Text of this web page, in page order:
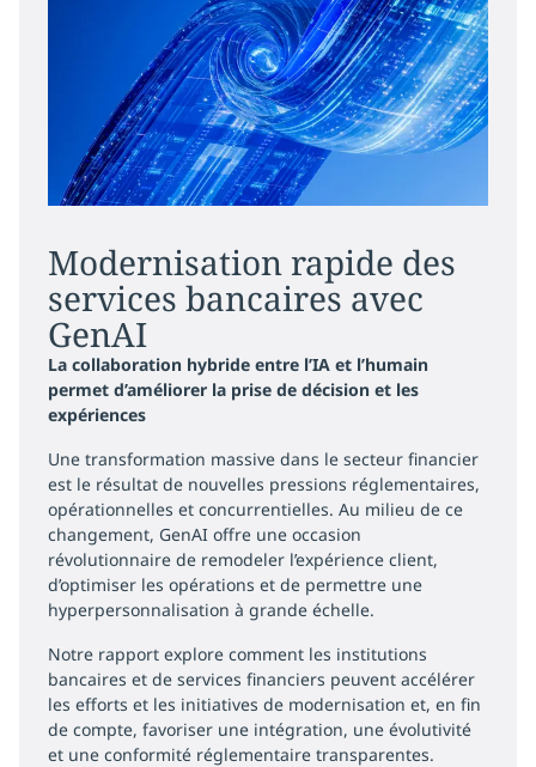
Modernisation rapide des
services bancaires avec
GenAI
La collaboration hybride entre l’IA et l’humain
permet d’améliorer la prise de décision et les
expériences
Une transformation massive dans le secteur financier
est le résultat de nouvelles pressions réglementaires,
opérationnelles et concurrentielles. Au milieu de ce
changement, GenAI offre une occasion
révolutionnaire de remodeler l’expérience client,
d’optimiser les opérations et de permettre une
hyperpersonnalisation à grande échelle.
Notre rapport explore comment les institutions
bancaires et de services financiers peuvent accélérer
les efforts et les initiatives de modernisation et, en fin
de compte, favoriser une intégration, une évolutivité
et une conformité réglementaire transparentes.